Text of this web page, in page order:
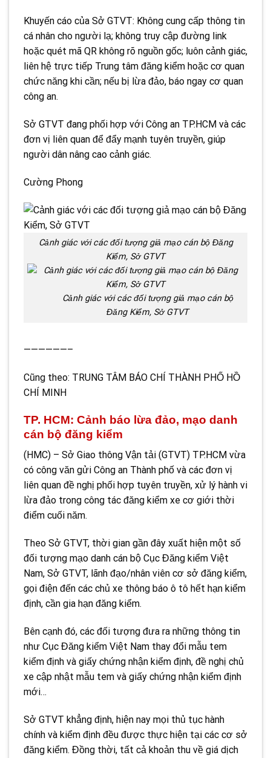
Khuyến cáo của Sở GTVT: Không cung cấp thông tin
cá nhân cho người lạ; không truy cập đường link
hoặc quét mã QR không rõ nguồn gốc; luôn cảnh giác,
liên hệ trực tiếp Trung tâm đăng kiểm hoặc cơ quan
chức năng khi cần; nếu bị lừa đảo, báo ngay cơ quan
công an.
Sở GTVT đang phối hợp với Công an TP.HCM và các
đơn vị liên quan để đẩy mạnh tuyên truyền, giúp
người dân nâng cao cảnh giác.
Cường Phong
Cảnh giác với các đối tượng giả mạo cán bộ Đăng
Kiểm, Sở GTVT
Cảnh giác với các đối tượng giả mạo cán bộ
Đăng Kiểm, Sở GTVT
——————–
Cũng theo: TRUNG TÂM BÁO CHÍ THÀNH PHỐ HỒ
CHÍ MINH
TP. HCM: Cảnh báo lừa đảo, mạo danh
cán bộ đăng kiểm
(HMC) – Sở Giao thông Vận tải (GTVT) TP.HCM vừa
có công văn gửi Công an Thành phố và các đơn vị
liên quan đề nghị phối hợp tuyên truyền, xử lý hành vi
lừa đảo trong công tác đăng kiểm xe cơ giới thời
điểm cuối năm.
Theo Sở GTVT, thời gian gần đây xuất hiện một số
đối tượng mạo danh cán bộ Cục Đăng kiểm Việt
Nam, Sở GTVT, lãnh đạo/nhân viên cơ sở đăng kiểm,
gọi điện đến các chủ xe thông báo ô tô hết hạn kiểm
định, cần gia hạn đăng kiểm.
Bên cạnh đó, các đối tượng đưa ra những thông tin
như Cục Đăng kiểm Việt Nam thay đổi mẫu tem
kiểm định và giấy chứng nhận kiểm định, đề nghị chủ
xe cập nhật mẫu tem và giấy chứng nhận kiểm định
mới…
Sở GTVT khẳng định, hiện nay mọi thủ tục hành
chính và kiểm định đều được thực hiện tại các cơ sở
đăng kiểm. Đồng thời, tất cả khoản thu về giá dịch